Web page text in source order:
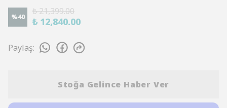
%40
₺ 21,399.00
₺ 12,840.00
Paylaş:
Stoğa Gelince Haber Ver